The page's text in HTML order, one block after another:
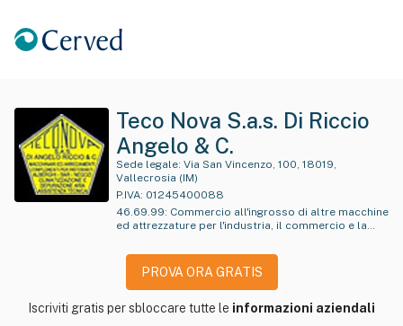
Teco Nova S.a.s. Di Riccio
Angelo & C.
Sede legale:
Vallecrosia (IM)
P.IVA: 01245400088
46.69.99: Commercio all'ingrosso di altre macchine
ed attrezzature per l'industria, il commercio e la
PROVA ORA GRATIS
Iscriviti gratis per sbloccare tutte le informazioni aziendali